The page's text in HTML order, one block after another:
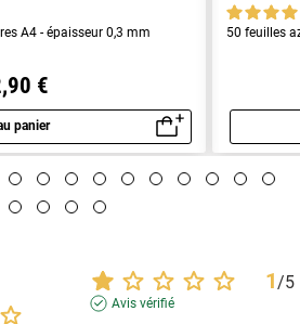
A4 - épaisseur 0,3 mm
€
panier
Aperçu rapide
50 feuilles
1 /5
Avis vérifié